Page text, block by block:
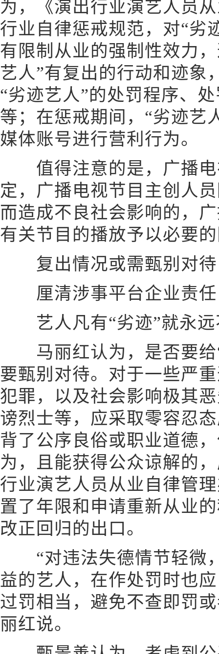
为，《演出行业演艺人员
行业自律惩戒规范，对“劣
有限制从业的强制性效力
艺人”有复出的行动和迹象
“劣迹艺人”的处罚程序、
等；在惩戒期间，“劣迹艺
媒体账号进行营利行为。
值得注意的是，广播电
定，广播电视节目主创人
而造成不良社会影响的，
有关节目的播放予以必要
复出情况或需甄别对待
厘清涉事平台企业责任
艺人凡有“劣迹”就永远
马丽红认为，是否要给
要甄别对待。对于一些严
犯罪，以及社会影响极其
谤烈士等，应采取零容忍
背了公序良俗或职业道德
为，且能获得公众谅解的
行业演艺人员从业自律管
置了年限和申请重新从业
改正回归的出口。
“对违法失德情节轻微
益的艺人，在作处罚时也
过罚相当，避免不查即罚
丽红说。